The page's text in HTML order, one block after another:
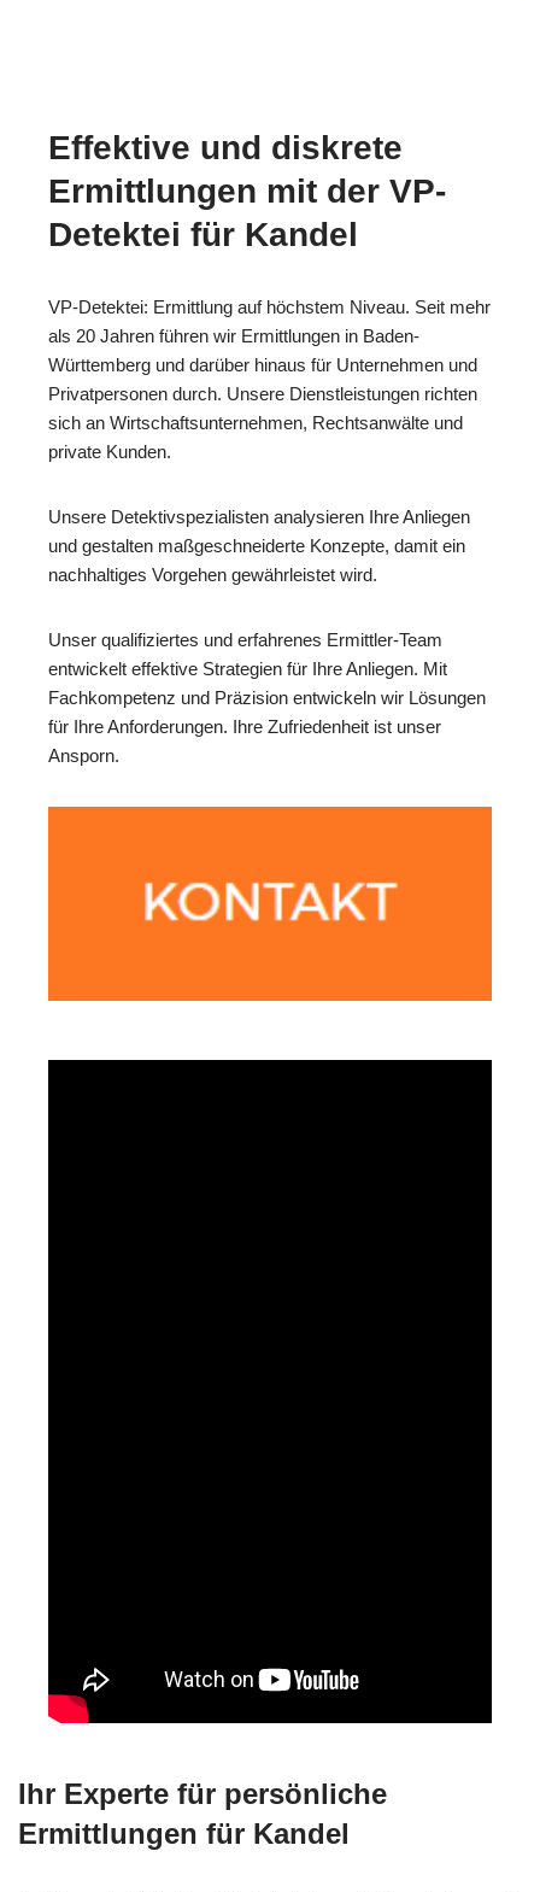
Effektive und diskrete
Ermittlungen mit der VP-
Detektei für Kandel
VP-Detektei: Ermittlung auf höchstem Niveau. Seit mehr
als 20 Jahren führen wir Ermittlungen in Baden-
Württemberg und darüber hinaus für Unternehmen und
Privatpersonen durch. Unsere Dienstleistungen richten
sich an Wirtschaftsunternehmen, Rechtsanwälte und
private Kunden.
Unsere Detektivspezialisten analysieren Ihre Anliegen
und gestalten maßgeschneiderte Konzepte, damit ein
nachhaltiges Vorgehen gewährleistet wird.
Unser qualifiziertes und erfahrenes Ermittler-Team
entwickelt effektive Strategien für Ihre Anliegen. Mit
Fachkompetenz und Präzision entwickeln wir Lösungen
für Ihre Anforderungen. Ihre Zufriedenheit ist unser
Ansporn.
Ihr Experte für persönliche
Ermittlungen für Kandel